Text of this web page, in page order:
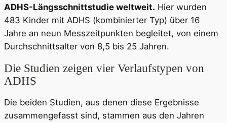
ADHS-Längsschnittstudie weltweit. Hier wurden
483 Kinder mit ADHS (kombinierter Typ) über 16
Jahre an neun Messzeitpunkten begleitet, von einem
Durchschnittsalter von 8,5 bis 25 Jahren.
Die Studien zeigen vier Verlaufstypen von
ADHS
Die beiden Studien, aus denen diese Ergebnisse
zusammengefasst sind, stammen aus den Jahren